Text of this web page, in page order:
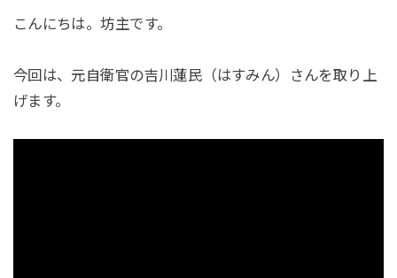
こんにちは。坊主です。
今回は、元自衛官の吉川蓮民（はすみん）さんを取り上
げます。